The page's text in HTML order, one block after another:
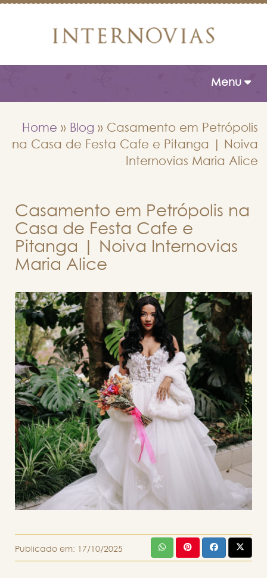
Toggle
Menu
Home » Blog » Casamento em Petrópolis
na Casa de Festa Cafe e Pitanga | Noiva
Internovias Maria Alice
Casamento em Petrópolis na
Casa de Festa Cafe e
Pitanga | Noiva Internovias
Maria Alice
Publicado em: 17/10/2025